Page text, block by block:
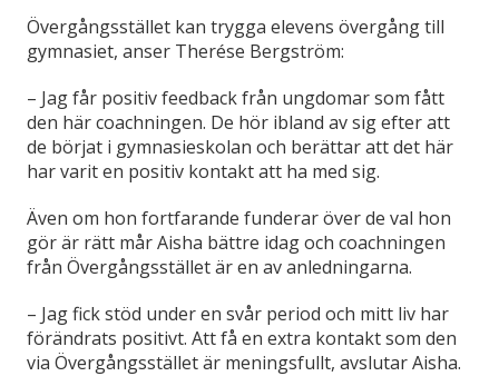
Övergångsstället kan trygga elevens övergång till
gymnasiet, anser Therése Bergström:
– Jag får positiv feedback från ungdomar som fått
den här coachningen. De hör ibland av sig efter att
de börjat i gymnasieskolan och berättar att det här
har varit en positiv kontakt att ha med sig.
Även om hon fortfarande funderar över de val hon
gör är rätt mår Aisha bättre idag och coachningen
från Övergångsstället är en av anledningarna.
– Jag fick stöd under en svår period och mitt liv har
förändrats positivt. Att få en extra kontakt som den
via Övergångsstället är meningsfullt, avslutar Aisha.